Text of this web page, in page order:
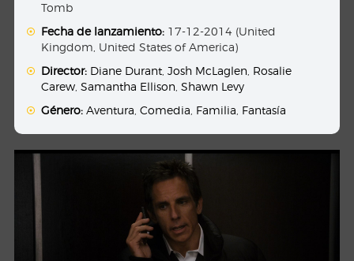
Tomb
Fecha de lanzamiento: 17-12-2014 (United
Kingdom, United States of America)
Director: Diane Durant,Josh McLaglen, Rosalie
Carew,Samantha Ellison,Shawn Levy
Género: Aventura,Comedia, Familia, Fantasía